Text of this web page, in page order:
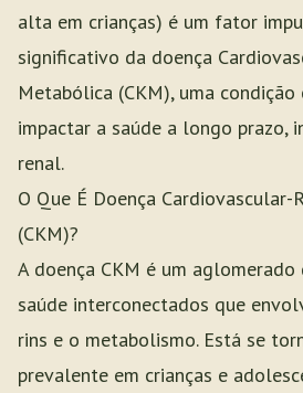
alta em crianças) é um fator
significativo da doença
Metabólica (CKM), uma
impactar a saúde a longo prazo,
renal.
O Que É Doença
(CKM)?
A doença CKM é um
saúde interconectados que
rins e o metabolismo. Está se
prevalente em crianças e